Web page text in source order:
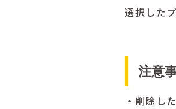
選択した
注意
・削除し